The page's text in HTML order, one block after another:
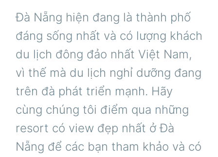
Đà Nẵng hiện đang là thành phố
đáng sống nhất và có lượng khách
du lịch đông đảo nhất Việt Nam,
vì thế mà du lịch nghỉ dưỡng đang
trên đà phát triển mạnh. Hãy
cùng chúng tôi điểm qua những
resort có view đẹp nhất ở Đà
Nẵng để các bạn tham khảo và có